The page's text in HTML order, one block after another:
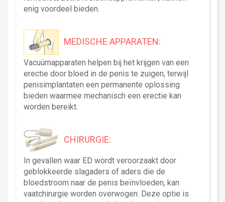
enig voordeel bieden.
MEDISCHE APPARATEN:
Vacuümapparaten helpen bij het krijgen van een
erectie door bloed in de penis te zuigen, terwijl
penisimplantaten een permanente oplossing
bieden waarmee mechanisch een erectie kan
worden bereikt.
CHIRURGIE:
In gevallen waar ED wordt veroorzaakt door
geblokkeerde slagaders of aders die de
bloedstroom naar de penis beïnvloeden, kan
vaatchirurgie worden overwogen. Deze optie is